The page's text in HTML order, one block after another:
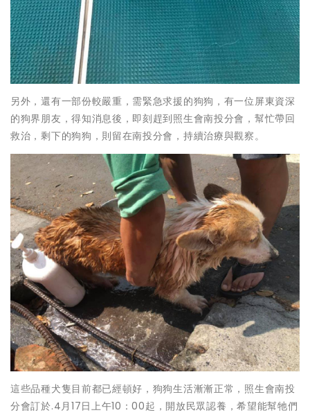
另外，還有一部份較嚴重，需緊急求援的狗狗，有一位屏東資深
的狗界朋友，得知消息後，即刻趕到照生會南投分會，幫忙帶回
救治，剩下的狗狗，則留在南投分會，持續治療與觀察。
這些品種犬隻目前都已經頓好，狗狗生活漸漸正常，照生會南投
分會訂於.4月17日上午10：00起，開放民眾認養，希望能幫牠們